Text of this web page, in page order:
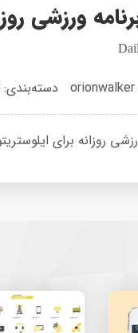
ورزشی
دسته‌بندی:
برای ایلوستریتور با حجم